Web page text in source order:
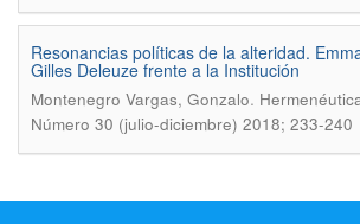
Resonancias polí­ticas de la alteridad.
Gilles Deleuze frente a la Institución
Montenegro Vargas, Gonzalo.
Número 30 (julio-diciembre) 2018; 233-240